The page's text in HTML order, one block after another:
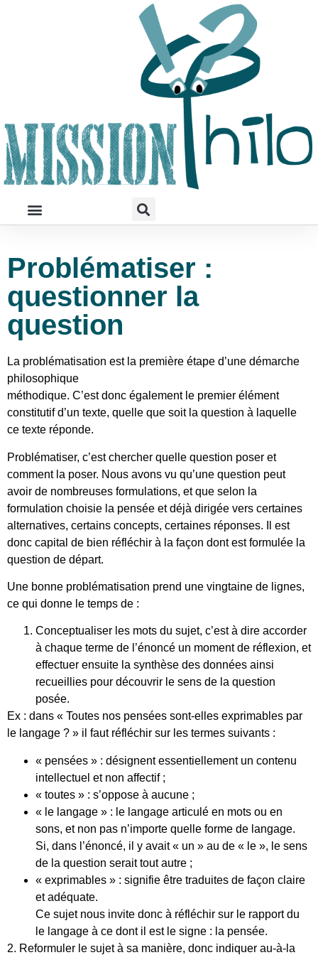
Problématiser :
questionner la
question
La problématisation est la première étape d’une démarche
philosophique
méthodique. C’est donc également le premier élément
constitutif d’un texte, quelle que soit la question à laquelle
ce texte réponde.
Problématiser, c’est chercher quelle question poser et
comment la poser. Nous avons vu qu’une question peut
avoir de nombreuses formulations, et que selon la
formulation choisie la pensée et déjà dirigée vers certaines
alternatives, certains concepts, certaines réponses. Il est
donc capital de bien réfléchir à la façon dont est formulée la
question de départ.
Une bonne problématisation prend une vingtaine de lignes,
ce qui donne le temps de :
Conceptualiser les mots du sujet, c’est à dire accorder
à chaque terme de l’énoncé un moment de réflexion, et
effectuer ensuite la synthèse des données ainsi
recueillies pour découvrir le sens de la question
posée.
Ex : dans « Toutes nos pensées sont-elles exprimables par
le langage ? » il faut réfléchir sur les termes suivants :
« pensées » : désignent essentiellement un contenu
intellectuel et non affectif ;
« toutes » : s’oppose à aucune ;
« le langage » : le langage articulé en mots ou en
sons, et non pas n’importe quelle forme de langage.
Si, dans l’énoncé, il y avait « un » au de « le », le sens
de la question serait tout autre ;
« exprimables » : signifie être traduites de façon claire
et adéquate.
Ce sujet nous invite donc à réfléchir sur le rapport du
le langage à ce dont il est le signe : la pensée.
2. Reformuler le sujet à sa manière, donc indiquer au-à-la